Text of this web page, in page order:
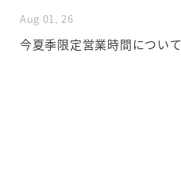
Aug 01, 26
今夏季限定営業時間について